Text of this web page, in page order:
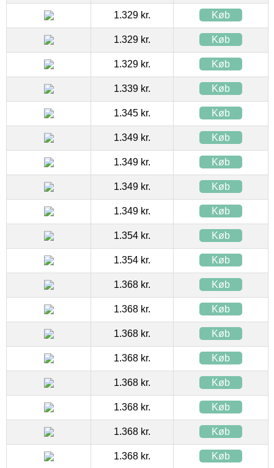
1.329 kr. Køb
1.329 kr. Køb
1.329 kr. Køb
1.339 kr. Køb
1.345 kr. Køb
1.349 kr. Køb
1.349 kr. Køb
1.349 kr. Køb
1.349 kr. Køb
1.354 kr. Køb
1.354 kr. Køb
1.368 kr. Køb
1.368 kr. Køb
1.368 kr. Køb
1.368 kr. Køb
1.368 kr. Køb
1.368 kr. Køb
1.368 kr. Køb
1.368 kr. Køb